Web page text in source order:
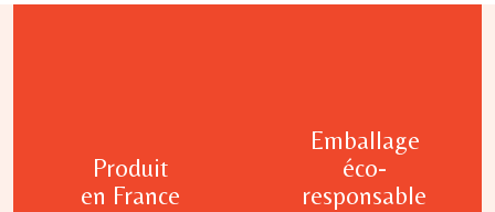
Produit
en France
Emballage
éco-
responsable